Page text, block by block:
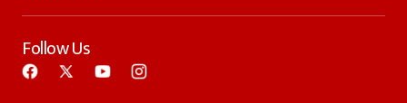
Follow Us